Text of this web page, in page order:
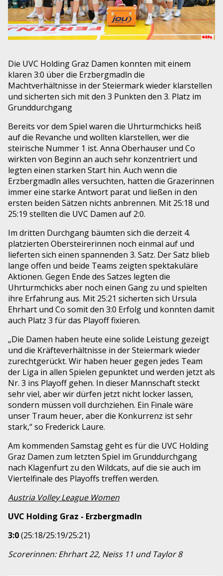
Die UVC Holding Graz Damen konnten mit einem
klaren 3:0 über die Erzbergmadln die
Machtverhältnisse in der Steiermark wieder klarstellen
und sicherten sich mit den 3 Punkten den 3. Platz im
Grunddurchgang
Bereits vor dem Spiel waren die Uhrturmchicks heiß
auf die Revanche und wollten klarstellen, wer die
steirische Nummer 1 ist. Anna Oberhauser und Co
wirkten von Beginn an auch sehr konzentriert und
legten einen starken Start hin. Auch wenn die
Erzbergmadln alles versuchten, hatten die Grazerinnen
immer eine starke Antwort parat und ließen in den
ersten beiden Sätzen nichts anbrennen. Mit 25:18 und
25:19 stellten die UVC Damen auf 2:0.
Im dritten Durchgang bäumten sich die derzeit 4.
platzierten Obersteirerinnen noch einmal auf und
lieferten sich einen spannenden 3. Satz. Der Satz blieb
lange offen und beide Teams zeigten spektakuläre
Aktionen. Gegen Ende des Satzes legten die
Uhrturmchicks aber noch einen Gang zu und spielten
ihre Erfahrung aus. Mit 25:21 sicherten sich Ursula
Ehrhart und Co somit den 3:0 Erfolg und konnten damit
auch Platz 3 für das Playoff fixieren.
„Die Damen haben heute eine solide Leistung gezeigt
und die Kräfteverhältnisse in der Steiermark wieder
zurechtgerückt. Wir haben heuer gegen jedes Team
der Liga in allen Spielen gepunktet und werden jetzt als
Nr. 3 ins Playoff gehen. In dieser Mannschaft steckt
sehr viel, aber wir dürfen jetzt nicht locker lassen,
sondern müssen voll durchziehen. Ein Finale wäre
unser Traum heuer, aber die Konkurrenz ist sehr
stark,“ so Frederick Laure.
Am kommenden Samstag geht es für die UVC Holding
Graz Damen zum letzten Spiel im Grunddurchgang
nach Klagenfurt zu den Wildcats, auf die sie auch im
Viertelfinale des Playoffs treffen werden.
Austria Volley League Women
UVC Holding Graz - Erzbergmadln
3:0(25:18/25:19/25:21)
Scorerinnen: Ehrhart 22, Neiss 11 und Taylor 8